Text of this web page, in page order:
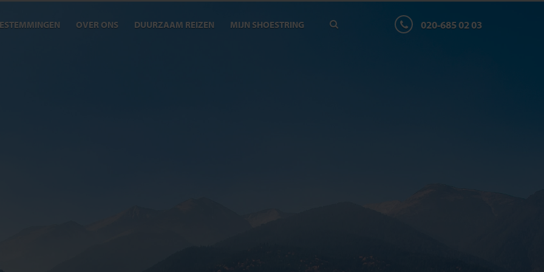
OVER ONS DUURZAAM REIZEN MIJN SHOESTRING 020-685 02 03